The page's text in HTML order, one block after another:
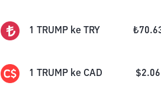
1 TRUMP ke TRY ₺
1 TRUMP ke CAD $2.06